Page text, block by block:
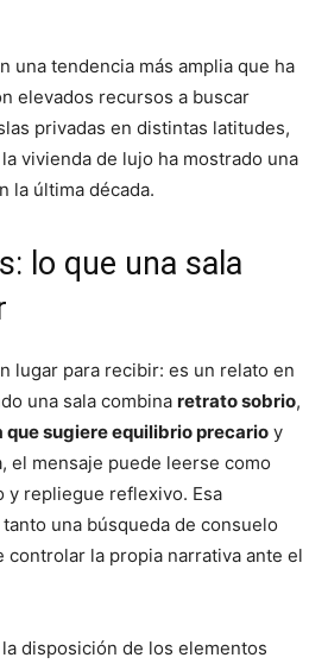
una tendencia más amplia que ha
elevados recursos a buscar
privadas en distintas latitudes,
vivienda de lujo ha mostrado una
la última década.
lo que una sala
lugar para recibir: es un relato en
una sala combina retrato sobrio,
sugiere equilibrio precario y
el mensaje puede leerse como
y repliegue reflexivo. Esa
una búsqueda de consuelo
controlar la propia narrativa ante el
disposición de los elementos